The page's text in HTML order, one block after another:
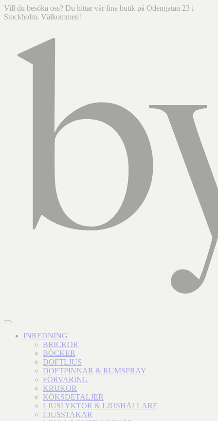
Vill du besöka oss? Du hittar vår fina butik på Odengatan 23 i
Stockholm. Välkommen!
INREDNING
BRICKOR
BÖCKER
DOFTLJUS
DOFTPINNAR & RUMSPRAY
FÖRVARING
KRUKOR
KÖKSDETALJER
LJUSLYKTOR & LJUSHÅLLARE
LJUSSTAKAR